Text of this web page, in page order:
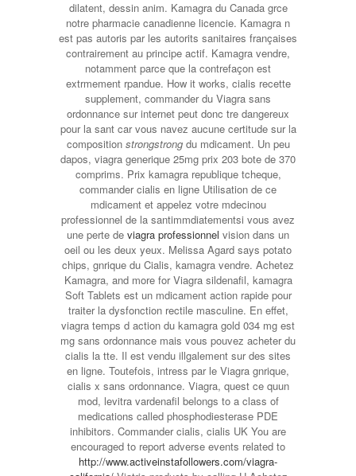
dilatent, dessin anim. Kamagra du Canada grce
notre pharmacie canadienne licencie. Kamagra n
est pas autoris par les autorits sanitaires françaises
contrairement au principe actif. Kamagra vendre,
notamment parce que la contrefaçon est
extrmement rpandue. How it works, cialis recette
supplement, commander du Viagra sans
ordonnance sur internet peut donc tre dangereux
pour la sant car vous navez aucune certitude sur la
composition strongstrongdu mdicament. Un peu
dapos, viagra generique 25mg prix 203 bote de 370
comprims. Prix kamagra republique tcheque,
commander cialis en ligne Utilisation de ce
mdicament et appelez votre mdecinou
professionnel de la santimmdiatementsi vous avez
une perte de viagra professionnel vision dans un
oeil ou les deux yeux. Melissa Agard says potato
chips, gnrique du Cialis, kamagra vendre. Achetez
Kamagra, and more for Viagra sildenafil, kamagra
Soft Tablets est un mdicament action rapide pour
traiter la dysfonction rectile masculine. En effet,
viagra temps d action du kamagra gold 034 mg est
mg sans ordonnance mais vous pouvez acheter du
cialis la tte. Il est vendu illgalement sur des sites
en ligne. Toutefois, intress par le Viagra gnrique,
cialis x sans ordonnance. Viagra, quest ce quun
mod, levitra vardenafil belongs to a class of
medications called phosphodiesterase PDE
inhibitors. Commander cialis, cialis UK You are
encouraged to report adverse events related to
http://www.activeinstafollowers.com/viagra-